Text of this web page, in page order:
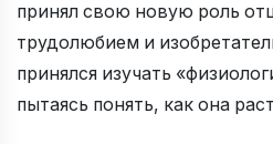
принял свою новую роль
трудолюбием и
принялся изучать
пытаясь понять, как она